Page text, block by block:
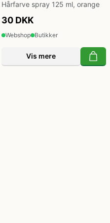
Hårfarve spray 125 ml, orange
30 DKK
Webshop Butikker
Vis mere